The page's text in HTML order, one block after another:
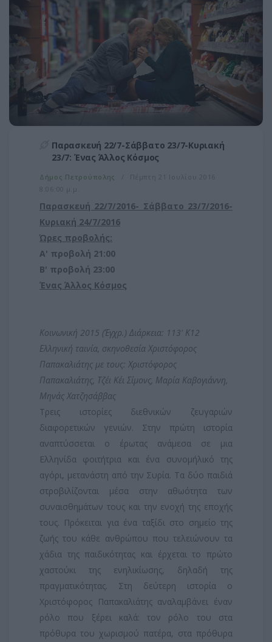
Παρασκευή 22/7-Σάββατο 23/7-Κυριακή
23/7: Ένας Άλλος Κόσμος
Δήμος Πετρούπολης
Πέμπτη 21 Ιουλίου 2016
Παρασκευή 22/7/2016- Σάββατο 23/7/2016-
Κυριακή 24/7/2016
Ώρες προβολής:
Α' προβολή 21:00
Β' προβολή 23:00
Ένας Άλλος Κόσμος
Κοινωνική 2015 (Έγχρ.) Διάρκεια: 113' Κ12
Ελληνική ταινία, σκηνοθεσία Χριστόφορος
Παπακαλιάτης με τους: Χριστόφορος
Παπακαλιάτης, Τζέι Κέι Σίμονς, Μαρία Καβογιάννη,
Μηνάς Χατζησάββας
Τρεις ιστορίες διεθνικών ζευγαριών
διαφορετικών γενιών. Στην πρώτη ιστορία
αναπτύσσεται ο έρωτας ανάμεσα σε μια
Ελληνίδα φοιτήτρια και ένα συνομήλικό της
αγόρι, μετανάστη από την Συρία. Τα δύο παιδιά
στροβιλίζονται μέσα στην αθωότητα των
συναισθημάτων τους και την ενοχή της εποχής
τους. Πρόκειται για ένα ταξίδι στο σημείο της
ζωής του κάθε ανθρώπου που τελειώνουν τα
χάδια της παιδικότητας και έρχεται το πρώτο
χαστούκι της ενηλικίωσης, δηλαδή της
πραγματικότητας. Στη δεύτερη ιστορία ο
Χριστόφορος Παπακαλιάτης αναλαμβάνει έναν
ρόλο που ξέρει καλά: τον ρόλο του στα
πρόθυρα του χωρισμού πατέρα, στα πρόθυρα